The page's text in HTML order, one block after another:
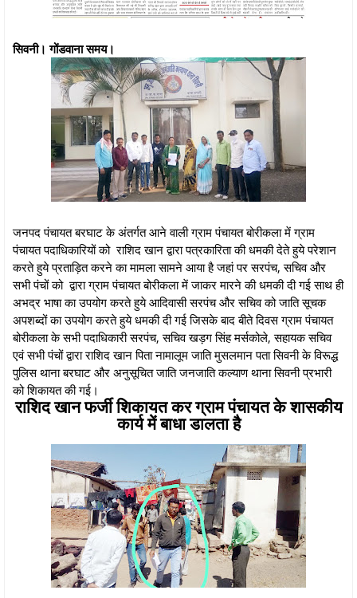
सिवनी। गोंडवाना समय।
जनपद पंचायत बरघाट के अंतर्गत आने वाली ग्राम पंचायत बोरीकला में ग्राम
पंचायत पदाधिकारियों को राशिद खान द्वारा पत्रकारिता की धमकी देते हुये परेशान
करते हुये प्रताड़ित करने का मामला सामने आया है जहां पर सरपंच, सचिव और
सभी पंचों को द्वारा ग्राम पंचायत बोरीकला में जाकर मारने की धमकी दी गई साथ ही
अभद्र भाषा का उपयोग करते हुये आदिवासी सरपंच और सचिव को जाति सूचक
अपशब्दों का उपयोग करते हुये धमकी दी गई जिसके बाद बीते दिवस ग्राम पंचायत
बोरीकला के सभी पदाधिकारी सरपंच, सचिव खड़ग सिंह मर्सकोले, सहायक सचिव
एवं सभी पंचों द्वारा राशिद खान पिता नामालूम जाति मुसलमान पता सिवनी के विरूद्ध
पुलिस थाना बरघाट और अनुसूचित जाति जनजाति कल्याण थाना सिवनी प्रभारी
को शिकायत की गई।
राशिद खान फर्जी शिकायत कर ग्राम पंचायत के शासकीय
कार्य में बाधा डालता है